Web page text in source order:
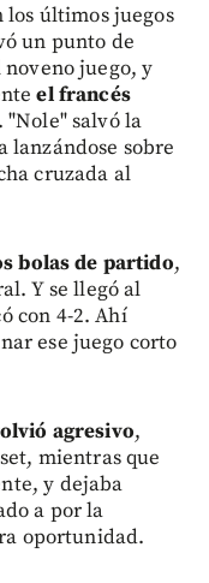
últimos juegos
un punto de
juego, y
el francés
. "Nole" salvó la
lanzándose sobre
cruzada al
bolas de partido,
Y se llegó al
con 4-2. Ahí
ese juego corto
agresivo,
mientras que
y dejaba
a por la
oportunidad.